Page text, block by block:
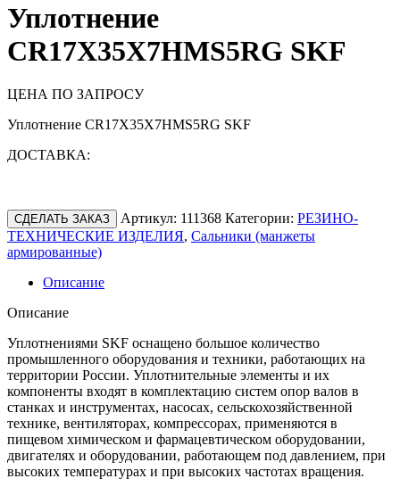
Уплотнение
CR17X35X7HMS5RG SKF
ЦЕНА ПО ЗАПРОСУ
Уплотнение CR17X35X7HMS5RG SKF
ДОСТАВКА:
СДЕЛАТЬ ЗАКАЗ Артикул: 111368 Категории: РЕЗИНО-
ТЕХНИЧЕСКИЕ ИЗДЕЛИЯ, Сальники (манжеты
армированные)
Описание
Описание
Уплотнениями SKF оснащено большое количество
промышленного оборудования и техники, работающих на
территории России. Уплотнительные элементы и их
компоненты входят в комплектацию систем опор валов в
станках и инструментах, насосах, сельскохозяйственной
технике, вентиляторах, компрессорах, применяются в
пищевом химическом и фармацевтическом оборудовании,
двигателях и оборудовании, работающем под давлением, при
высоких температурах и при высоких частотах вращения.